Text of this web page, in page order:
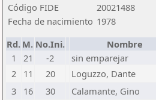
Código FIDE
20021488
Fecha de nacimiento 1978
Rd. M. No.Ini. Nombre
1
21 -2 sin emparejar
2
11 20 Loguzzo, Dante
3
16 30 Calamante, Gino